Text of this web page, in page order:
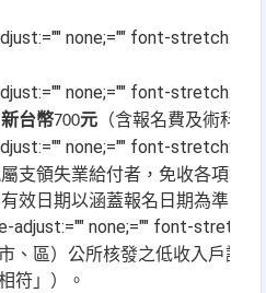
none;="" font-
none;="" font-
新台幣700元 （含報名費及術科測
none;="" font-
支領失業給付者，免收各項報
效日期以涵蓋報名日期為準）：
adjust:="" none;="" font-
、區）公所核發之低收入戶證
符」）。